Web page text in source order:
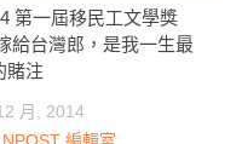
第一屆移民工文學獎
給台灣郎，是我一生最
賭注
月, 2014